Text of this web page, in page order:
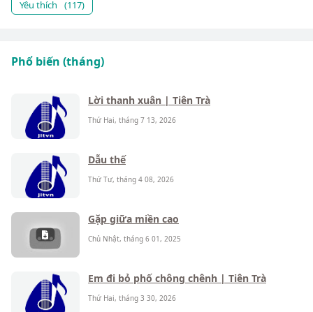
Yêu thích (117)
Phổ biến (tháng)
Lời thanh xuân | Tiên Trà
Thứ Hai, tháng 7 13, 2026
Dẫu thế
Thứ Tư, tháng 4 08, 2026
Gặp giữa miền cao
Chủ Nhật, tháng 6 01, 2025
Em đi bỏ phố chông chênh | Tiên Trà
Thứ Hai, tháng 3 30, 2026